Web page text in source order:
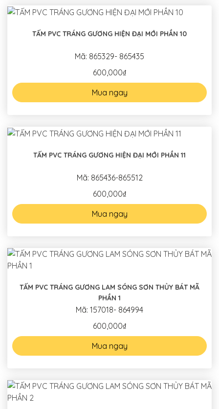
TẤM PVC TRÁNG GƯƠNG HIỆN ĐẠI MỚI PHẦN 10
Mã: 865329- 865435
600,000₫
Mua ngay
TẤM PVC TRÁNG GƯƠNG HIỆN ĐẠI MỚI PHẦN 11
Mã: 865436-865512
600,000₫
Mua ngay
TẤM PVC TRÁNG GƯƠNG LAM SÓNG SƠN THỦY BÁT MÃ
PHẦN 1
Mã: 157018- 864994
600,000₫
Mua ngay